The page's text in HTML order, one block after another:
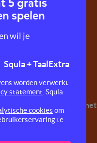
b, c, leer alle letters uit het
spelen
wil je
Squla + TaalExtra
worden verwerkt
statement . Squla
cookies om
te